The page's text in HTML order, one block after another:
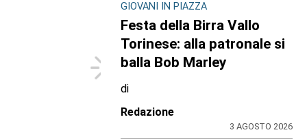
GIOVANI IN PIAZZA
Festa della Birra Vallo
Torinese: alla patronale si
balla Bob Marley
di
Redazione
3 AGOSTO 2026